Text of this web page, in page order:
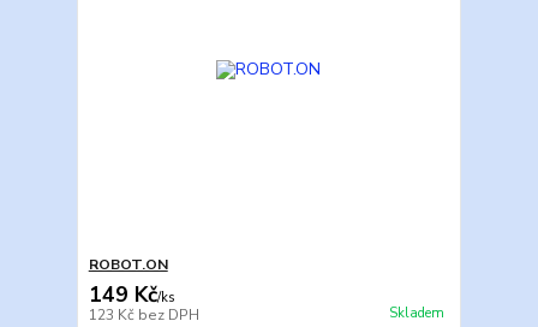
ROBOT.ON
149 Kč/ks
123 Kč bez DPH Skladem